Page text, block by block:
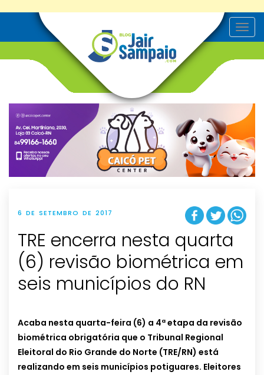
T
o
v
g
t
i
o
n
6 DE SETEMBRO DE 2017
TRE encerra nesta quarta
(6) revisão biométrica em
seis municípios do RN
Acaba nesta quarta-feira (6) a 4ª etapa da revisão
biométrica obrigatória que o Tribunal Regional
Eleitoral do Rio Grande do Norte (TRE/RN) está
realizando em seis municípios potiguares. Eleitores